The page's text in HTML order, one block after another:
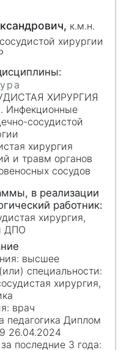
к.м.н.
хирургии
ХИРУРГИЯ
Инфекционные
сосудистой
хирургия
и травм органов
сосудов
хирургия,
ДПО
высшее
хирургия,
врач
педагогика Диплом
26.04.2024